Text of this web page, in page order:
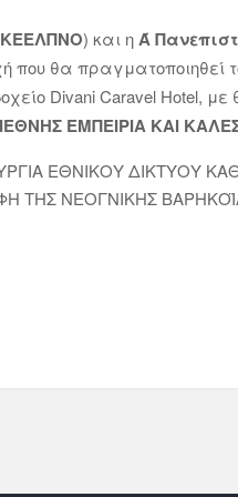
) και η Ά
που θα πραγματοποιηθεί
Divani Caravel Hotel,
ΕΜΠΕΙΡΙΑ ΚΑΙ
ΕΘΝΙΚΟΥ ΔΙΚΤΥΟΥ
ΤΗΣ ΝΕΟΓΝΙΚΗΣ